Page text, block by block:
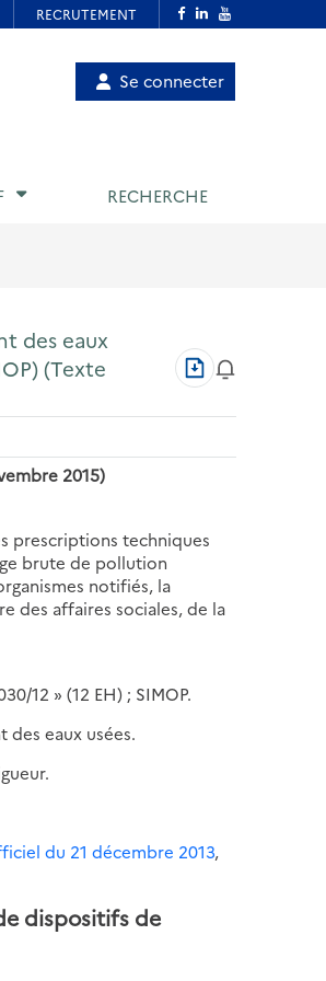
Menu
utilisateur
Se connecter
RECHERCHE
des eaux
(Texte
Télécharger
au
2015)
prescriptions techniques
brute de pollution
notifiés, la
des affaires sociales, de la
12 » (12 EH) ; SIMOP.
eaux usées.
du 21 décembre 2013,
dispositifs de